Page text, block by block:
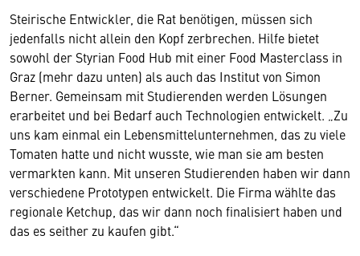
Steirische Entwickler, die Rat benötigen, müssen sich
jedenfalls nicht allein den Kopf zerbrechen. Hilfe bietet
sowohl der Styrian Food Hub mit einer Food Masterclass in
Graz (mehr dazu unten) als auch das Institut von Simon
Berner. Gemeinsam mit Studierenden werden Lösungen
erarbeitet und bei Bedarf auch Technologien entwickelt. „Zu
uns kam einmal ein Lebensmittelunternehmen, das zu viele
Tomaten hatte und nicht wusste, wie man sie am besten
vermarkten kann. Mit unseren Studierenden haben wir dann
verschiedene Prototypen entwickelt. Die Firma wählte das
regionale Ketchup, das wir dann noch finalisiert haben und
das es seither zu kaufen gibt.“